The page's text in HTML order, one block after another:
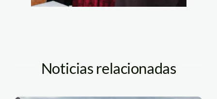
Noticias relacionadas